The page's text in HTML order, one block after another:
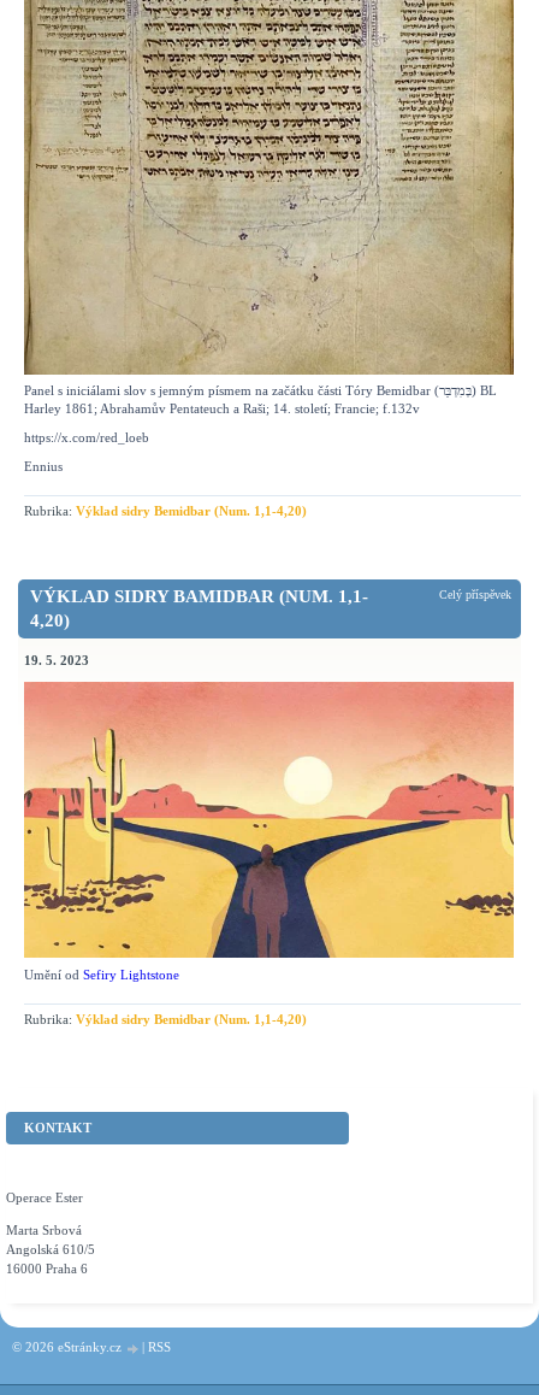
Panel s iniciálami slov s jemným písmem na začátku části Tóry Bemidbar (בְּמִדְבַּר) BL
Harley 1861; Abrahamův Pentateuch a Raši; 14. století; Francie; f.132v
https://x.com/red_loeb
Ennius
Rubrika: Výklad sidry Bemidbar (Num. 1,1-4,20)
VÝKLAD SIDRY BAMIDBAR (NUM. 1,1-
4,20)
19. 5. 2023
Umění od Sefiry Lightstone
Celý příspěvek
Rubrika: Výklad sidry Bemidbar (Num. 1,1-4,20)
KONTAKT
Operace Ester
Marta Srbová
Angolská 610/5
16000 Praha 6
© 2026 eStránky.cz | RSS